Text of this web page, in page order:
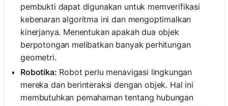
pembukti dapat digunakan untuk memverifikasi
kebenaran algoritma ini dan mengoptimalkan
kinerjanya. Menentukan apakah dua objek
berpotongan melibatkan banyak perhitungan
geometri.
Robotika: Robot perlu menavigasi lingkungan
mereka dan berinteraksi dengan objek. Hal ini
membutuhkan pemahaman tentang hubungan